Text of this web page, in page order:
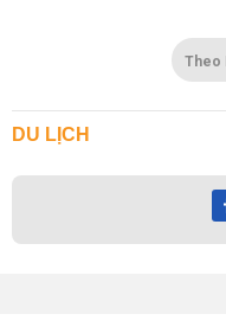
Theo
DU LỊCH